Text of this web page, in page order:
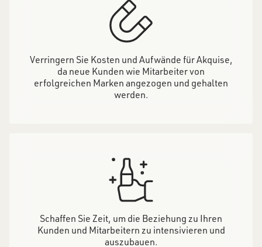
Verringern Sie Kosten und Aufwände für Akquise,
da neue Kunden wie Mitarbeiter von
erfolgreichen Marken angezogen und gehalten
werden.
Schaffen Sie Zeit, um die Beziehung zu Ihren
Kunden und Mitarbeitern zu intensivieren und
auszubauen.